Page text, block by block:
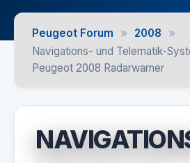
Peugeot Forum » 2008 »
Navigations- und Telematik-
Peugeot 2008 Radarwarner